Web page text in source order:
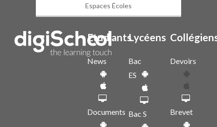
Espaces Écoles
Etudiants
News
Documents
Lycéens
Bac
ES
Bac S
Devoirs
Brevet